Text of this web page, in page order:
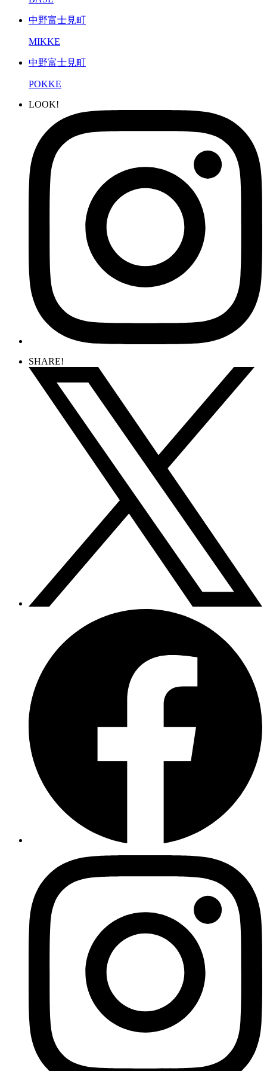
中野富士見町
MIKKE
中野富士見町
POKKE
LOOK!
SHARE!